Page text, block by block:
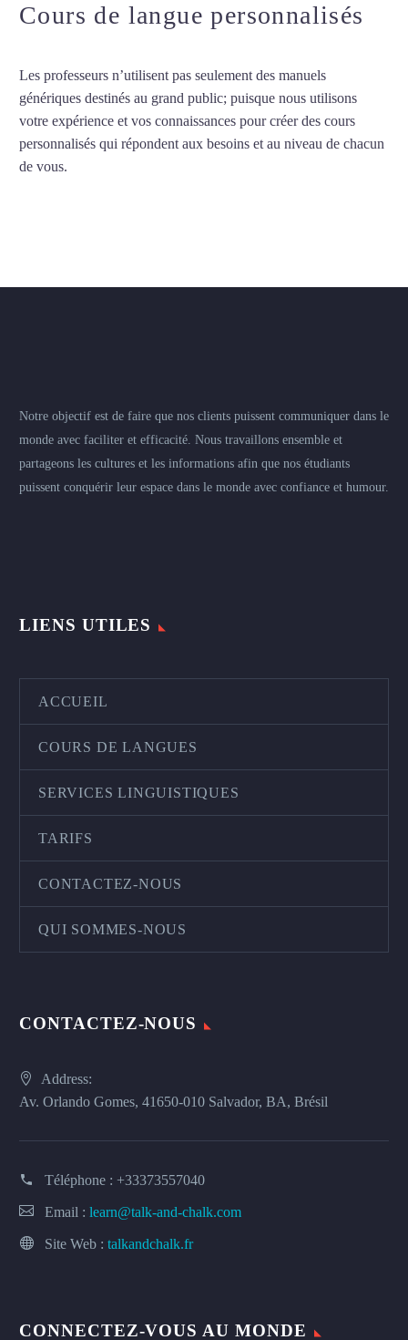
Cours de langue personnalisés
Les professeurs n’utilisent pas seulement des manuels
génériques destinés au grand public; puisque nous utilisons
votre expérience et vos connaissances pour créer des cours
personnalisés qui répondent aux besoins et au niveau de chacun
de vous.
Notre objectif est de faire que nos clients puissent communiquer dans le
monde avec faciliter et efficacité. Nous travaillons ensemble et
partageons les cultures et les informations afin que nos étudiants
puissent conquérir leur espace dans le monde avec confiance et humour.
LIENS UTILES
ACCUEIL
COURS DE LANGUES
SERVICES LINGUISTIQUES
TARIFS
CONTACTEZ-NOUS
QUI SOMMES-NOUS
CONTACTEZ-NOUS
Address:
Av. Orlando Gomes, 41650-010 Salvador, BA, Brésil
Téléphone : +33373557040
Email : learn@talk-and-chalk.com
Site Web : talkandchalk.fr
CONNECTEZ-VOUS AU MONDE